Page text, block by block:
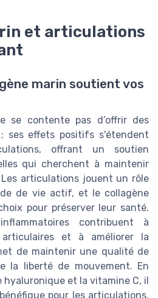
et articulations
marin soutient vos
se contente pas d’offrir des
ses effets positifs s'étendent
offrant un soutien
qui cherchent à maintenir
articulations jouent un rôle
de vie actif, et le collagène
pour préserver leur santé.
contribuent à
et à améliorer la
de maintenir une qualité de
la liberté de mouvement. En
hyaluronique et la vitamine C, il
pour les articulations.